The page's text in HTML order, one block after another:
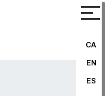
CA
EN
ES